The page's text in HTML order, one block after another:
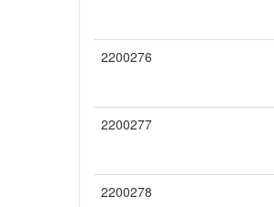
2200276
2200277
2200278